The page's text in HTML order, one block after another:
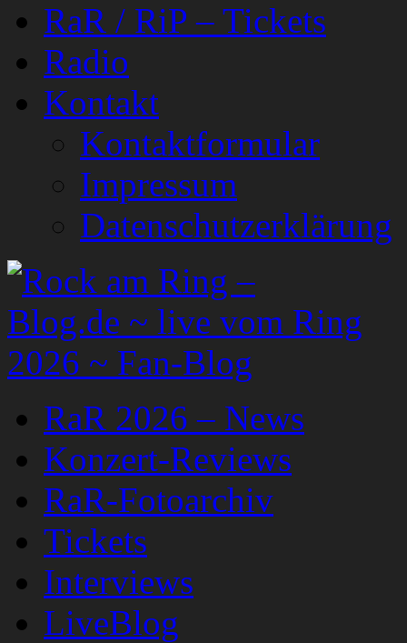
RaR / RiP – Tickets
Radio
Kontakt
Kontaktformular
Impressum
Datenschutzerklärung
RaR 2026 – News
Konzert-Reviews
RaR-Fotoarchiv
Tickets
Interviews
LiveBlog